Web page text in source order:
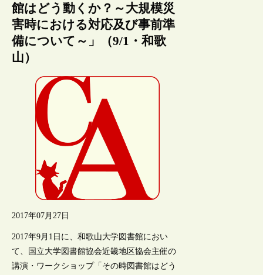
館はどう動くか？～大規模災
害時における対応及び事前準
備について～」（9/1・和歌
山）
2017年07月27日
2017年9月1日に、和歌山大学図書館におい
て、国立大学図書館協会近畿地区協会主催の
講演・ワークショップ「その時図書館はどう